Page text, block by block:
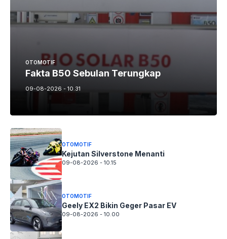
OTOMOTIF
Fakta B50 Sebulan Terungkap
09-08-2026 - 10.31
OTOMOTIF
Kejutan Silverstone Menanti
09-08-2026 - 10.15
OTOMOTIF
Geely EX2 Bikin Geger Pasar EV
09-08-2026 - 10.00